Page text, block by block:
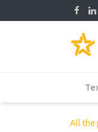
All the